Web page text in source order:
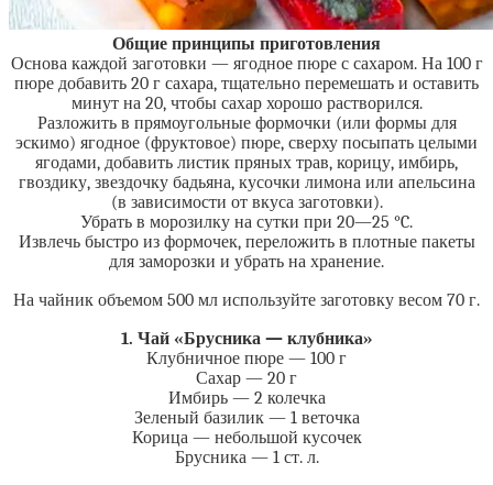
Общие принципы приготовления
Основа каждой заготовки — ягодное пюре с сахаром. На 100 г
пюре добавить 20 г сахара, тщательно перемешать и оставить
минут на 20, чтобы сахар хорошо растворился.
Разложить в прямоугольные формочки (или формы для
эскимо) ягодное (фруктовое) пюре, сверху посыпать целыми
ягодами, добавить листик пряных трав, корицу, имбирь,
гвоздику, звездочку бадьяна, кусочки лимона или апельсина
(в зависимости от вкуса заготовки).
Убрать в морозилку на сутки при 20—25 °C.
Извлечь быстро из формочек, переложить в плотные пакеты
для заморозки и убрать на хранение.
На чайник объемом 500 мл используйте заготовку весом 70 г.
1. Чай «Брусника — клубника»
Клубничное пюре — 100 г
Сахар — 20 г
Имбирь — 2 колечка
Зеленый базилик — 1 веточка
Корица — небольшой кусочек
Брусника — 1 ст. л.